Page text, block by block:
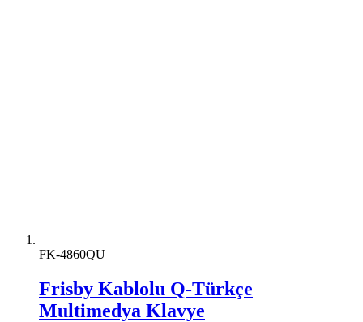
FK-4860QU
Frisby Kablolu Q-Türkçe
Multimedya Klavye